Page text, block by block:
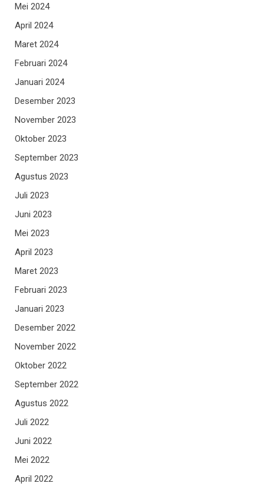
Mei 2024
April 2024
Maret 2024
Februari 2024
Januari 2024
Desember 2023
November 2023
Oktober 2023
September 2023
Agustus 2023
Juli 2023
Juni 2023
Mei 2023
April 2023
Maret 2023
Februari 2023
Januari 2023
Desember 2022
November 2022
Oktober 2022
September 2022
Agustus 2022
Juli 2022
Juni 2022
Mei 2022
April 2022